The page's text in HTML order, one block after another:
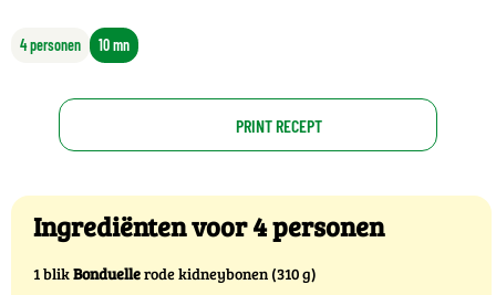
4 personen 10 mn
PRINT RECEPT
Ingrediënten voor 4 personen
1 blikBonduellerode kidneybonen (310 g)